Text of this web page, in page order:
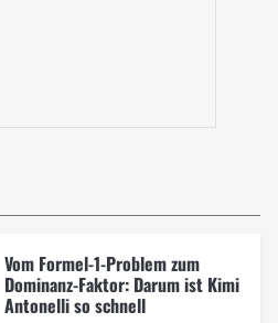
Vom Formel-1-Problem zum
Dominanz-Faktor: Darum ist Kimi
Antonelli so schnell